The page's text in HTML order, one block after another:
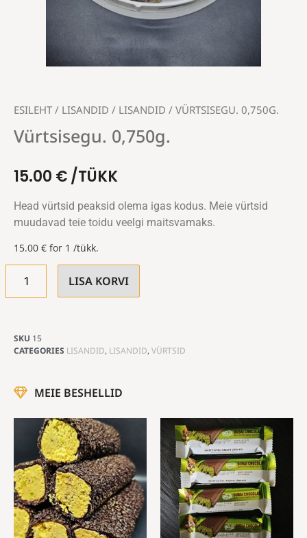
ESILEHT / LISANDID / LISANDID / VÜRTSISEGU. 0,750G.
Vürtsisegu. 0,750g.
15.00 €/TÜKK
Head vürtsid peaksid olema igas kodus. Meie vürtsid
muudavad teie toidu veelgi maitsvamaks.
15.00 € for 1 /tükk.
LISA KORVI
SKU 15
CATEGORIES LISANDID, LISANDID, VÜRTSID
MEIE BESHELLID